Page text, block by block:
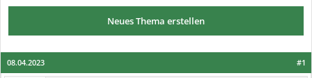
Neues Thema erstellen
#1
08.04.2023